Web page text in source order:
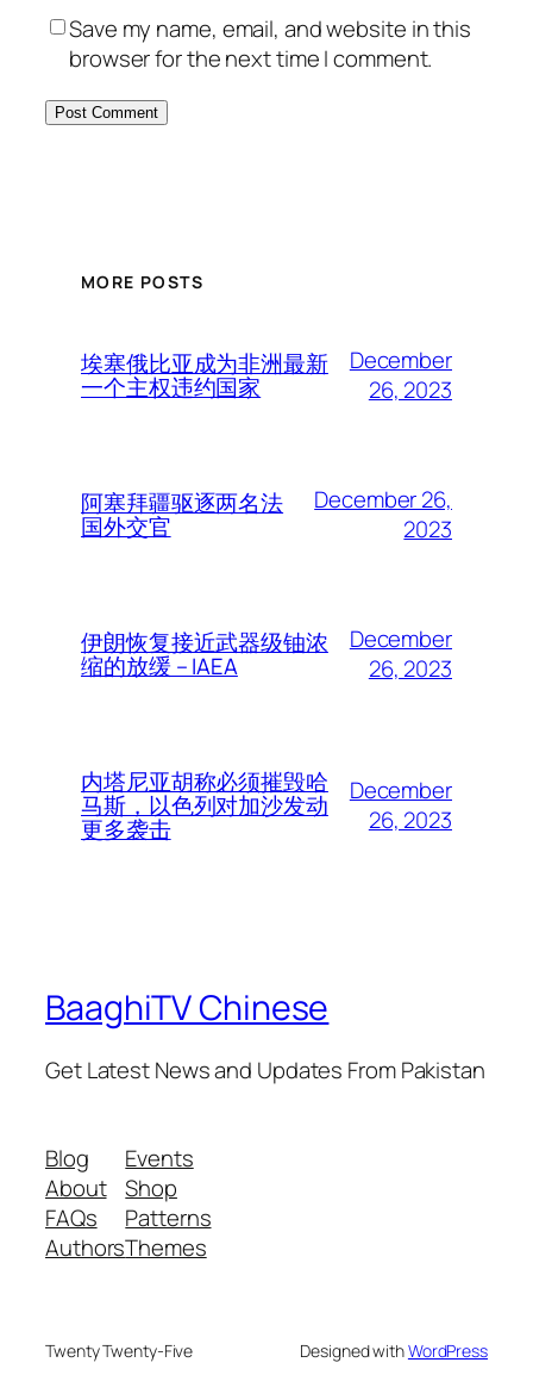
Save my name, email, and website in this
browser for the next time I comment.
MORE POSTS
埃塞俄比亚成为非洲最新
一个主权违约国家
December
26, 2023
阿塞拜疆驱逐两名法
国外交官
December 26,
2023
伊朗恢复接近武器级铀浓
缩的放缓 – IAEA
December
26, 2023
内塔尼亚胡称必须摧毁哈
马斯，以色列对加沙发动
更多袭击
December
26, 2023
BaaghiTV Chinese
Get Latest News and Updates From Pakistan
Blog
About
FAQs
Authors
Events
Shop
Patterns
Themes
Twenty Twenty-Five Designed withWordPress